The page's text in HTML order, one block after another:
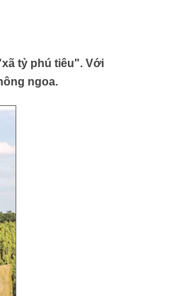
tỷ phú tiêu". Với
ngoa.